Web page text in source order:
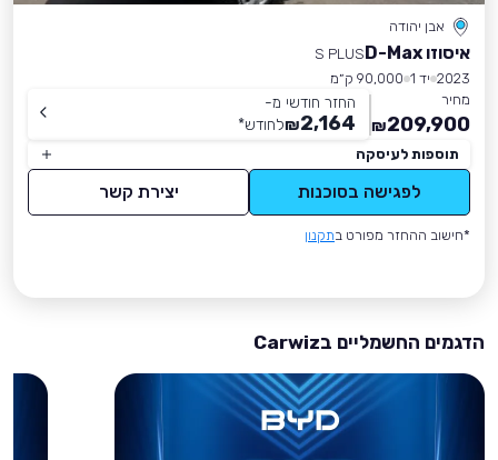
אבן יהודה
איסוזו D-Max
S PLUS
2023 יד 1
90,000 ק״מ
מחיר
209,900
₪
החזר חודשי מ-
2,164
₪לחודש*
תוספות לעיסקה
לפגישה בסוכנות יצירת קשר
*חישוב ההחזר מפורט בתקנון
הדגמים החשמליים בCarwiz